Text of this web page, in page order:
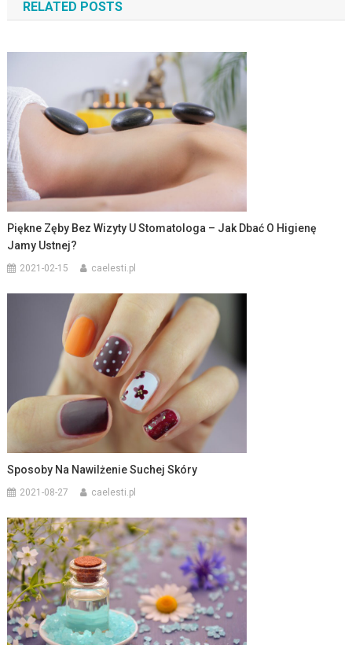
RELATED POSTS
Piękne Zęby Bez Wizyty U Stomatologa – Jak Dbać O Higienę
Jamy Ustnej?
2021-02-15 caelesti.pl
Sposoby Na Nawilżenie Suchej Skóry
2021-08-27 caelesti.pl